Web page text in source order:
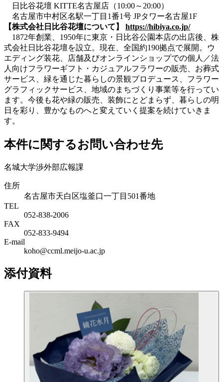
日比谷花壇 KITTE名古屋店（10:00～20:00）
名古屋市中村区名駅一丁目1番1号 JPタワー名古屋1F
【株式会社日比谷花壇について】 https://hibiya.co.jp/
1872年創業、1950年に東京・日比谷公園本店の出店後、株
式会社日比谷花壇を設立。現在、全国約190拠点で展開。ウ
エディング装花、店舗及びオンラインショップでの個人／法
人向けフラワーギフト・カジュアルフラワーの販売、お葬式
サービス、緑を通じた暮らしの景観プロデュース、フラワー
グラフィックサービス、地域のまちづくり事業等を行ってい
ます。今後も花や緑の販売、装飾にとどまらず、暮らしの明
日を彩り、豊かなものへと変えていく提案を続けていきま
す。
本件に関するお問い合わせ先
名城大学渉外部広報課
住所
名古屋市天白区塩釜口一丁目501番地
TEL
052-838-2006
FAX
052-833-9494
E-mail
koho@ccml.meijo-u.ac.jp
添付資料